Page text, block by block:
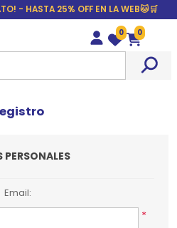
- HASTA 25% OFF EN LA WEB🐱🛒
Wishlist
0
Carrito
0
PERSONALES
Email:
*